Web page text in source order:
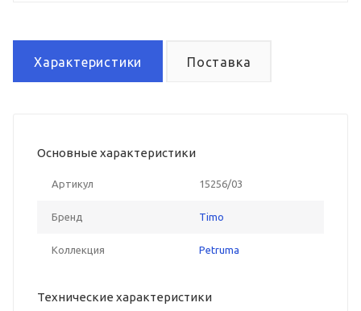
Характеристики Поставка
Основные характеристики
Артикул 15256/03
Бренд Timo
Коллекция Petruma
Технические характеристики